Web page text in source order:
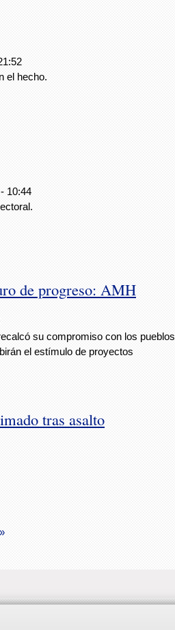
el hecho.
10:44
de progreso: AMH
su compromiso con los pueblos
el estímulo de proyectos
tras asalto